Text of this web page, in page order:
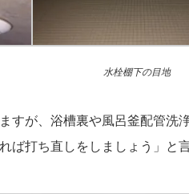
水栓棚下の目地
すが、浴槽裏や風呂釜配管洗
ば打ち直しをしましょう」と